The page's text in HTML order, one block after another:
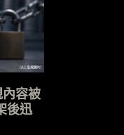
容被
後迅